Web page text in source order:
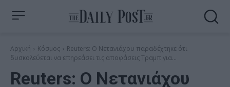
Αρχική Κόσμος
Reuters: Ο Νετανιάχου παραδέχτηκε ότι
δυσκολεύεται να επηρεάσει τις αποφάσεις Τραμπ για...
Reuters: Ο Νετανιάχου